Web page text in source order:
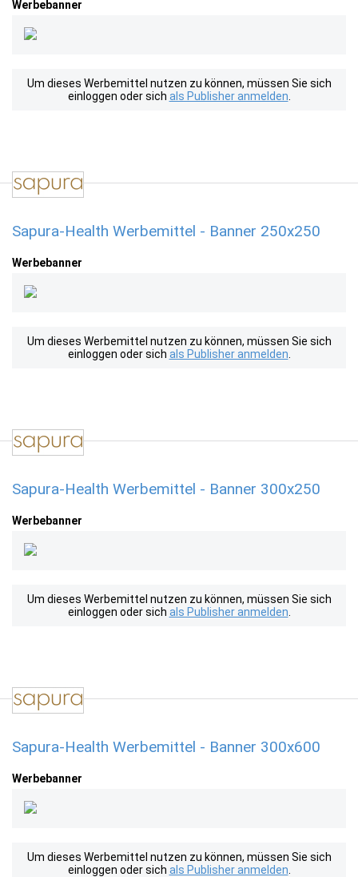
Werbebanner
Um dieses Werbemittel nutzen zu können, müssen Sie sich
einloggen oder sich als Publisher anmelden
Sapura-Health Werbemittel - Banner 250x250
Werbebanner
Um dieses Werbemittel nutzen zu können, müssen Sie sich
einloggen oder sich als Publisher anmelden
Sapura-Health Werbemittel - Banner 300x250
Werbebanner
Um dieses Werbemittel nutzen zu können, müssen Sie sich
einloggen oder sich als Publisher anmelden
Sapura-Health Werbemittel - Banner 300x600
Werbebanner
Um dieses Werbemittel nutzen zu können, müssen Sie sich
einloggen oder sich als Publisher anmelden